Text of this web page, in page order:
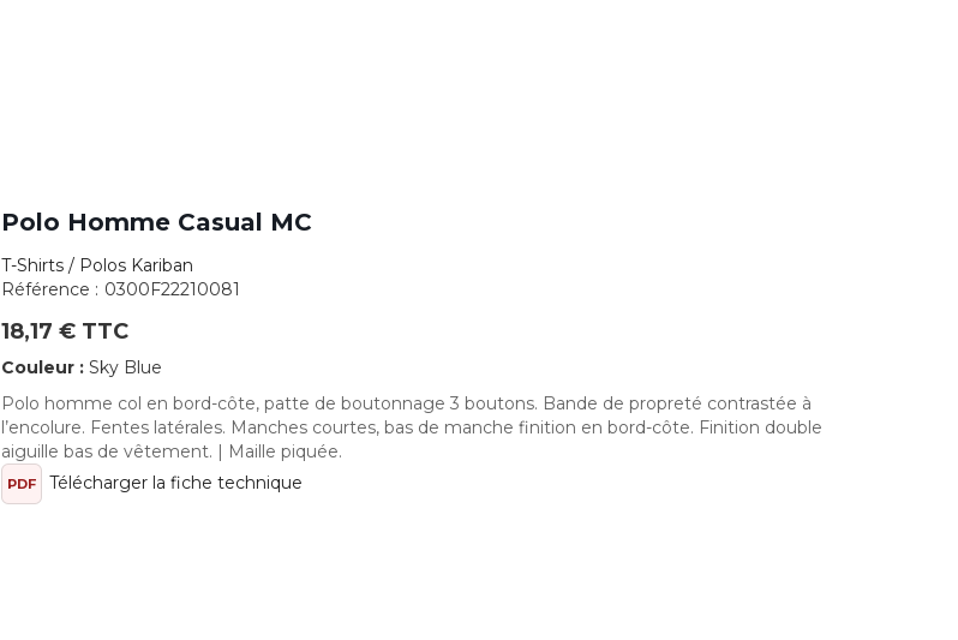
Polo Homme Casual MC
T-Shirts / Polos Kariban
Référence : 0300F22210081
18,17 € TTC
Couleur : Sky Blue
Polo homme col en bord-côte, patte de boutonnage 3 boutons. Bande de propreté contrastée à
l’encolure. Fentes latérales. Manches courtes, bas de manche finition en bord-côte. Finition double
aiguille bas de vêtement. | Maille piquée.
PDF Télécharger la fiche technique